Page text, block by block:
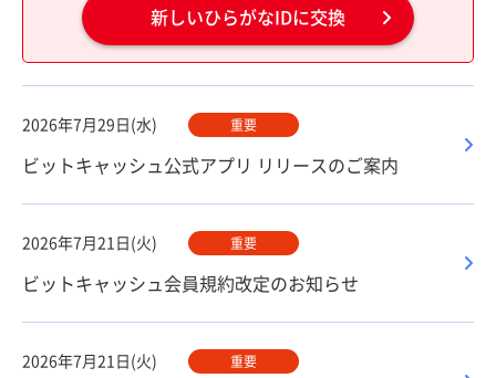
新しいひらがなIDに交換
2026年7月29日(水) 重要
ビットキャッシュ公式アプリ リリースのご案内
2026年7月21日(火) 重要
ビットキャッシュ会員規約改定のお知らせ
2026年7月21日(火) 重要